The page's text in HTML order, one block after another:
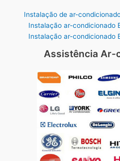
Instalação de ar-
Instalação ar-condicionado
Instalação ar-condicionado
Assistência Ar-